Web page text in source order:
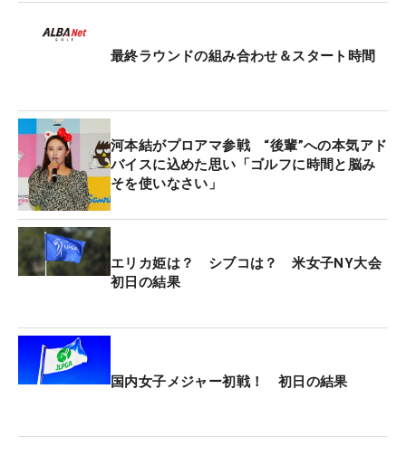
ールが飛んでしまう。「アイアンがいつもより1番
手違って、縦距離を合わせるのが難しかった」と3
が狭くて、嫌だなと思うホールが多かった。チャン
スについても、パットが一筋外れてしまってボギ
ー」とグリーン上でも苦戦したが、後半は連続バー
ディを奪うなどスコアを伸ばした。
現在、丸山は地元・熊本県に拠点をおき、練習に励
んでいる。竹田麗央と同じ熊本国府高校の出身で竹
田の先輩にあたる。「入れ替わりだったのであまり
思っていた。それでポンポンポンって上に行ったか
ら悔しい気持ちもある」と一目おいていた存在だっ
た。さらに、マイネク出身の青木香奈子とは仲よし
最終ラウンドの組み合わせ＆スタート時間
河本結がプロアマ参戦 “後輩”への本気アド
バイスに込めた思い「ゴルフに時間と脳み
そを使いなさい」
エリカ姫は？ シブコは？ 米女子NY大会
初日の結果
国内女子メジャー初戦！ 初日の結果